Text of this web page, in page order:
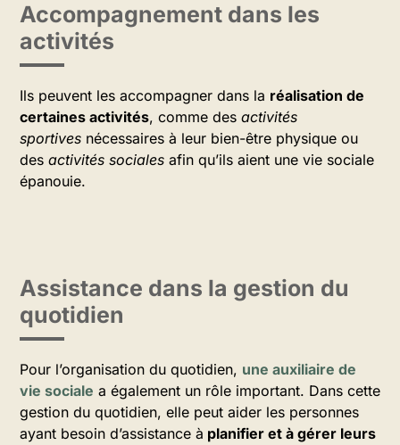
Accompagnement dans les
activités
Ils peuvent les accompagner dans la réalisation de
certaines activités, comme des activités
sportives nécessaires à leur bien-être physique ou
des activités sociales afin qu’ils aient une vie sociale
épanouie.
Assistance dans la gestion du
quotidien
Pour l’organisation du quotidien, une auxiliaire de
vie sociale a également un rôle important. Dans cette
gestion du quotidien, elle peut aider les personnes
ayant besoin d’assistance à planifier et à gérer leurs